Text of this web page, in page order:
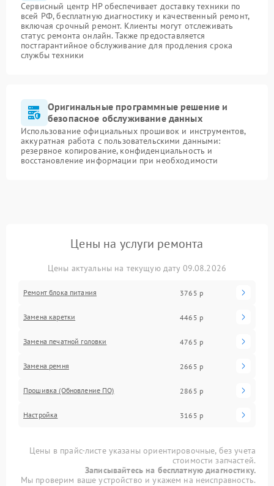
Сервисный центр HP обеспечивает доставку техники по
всей РФ, бесплатную диагностику и качественный ремонт,
включая срочный ремонт. Клиенты могут отслеживать
статус ремонта онлайн. Также предоставляется
постгарантийное обслуживание для продления срока
службы техники
Оригинальные программные решение и
безопасное обслуживание данных
Использование официальных прошивок и инструментов,
аккуратная работа с пользовательскими данными:
резервное копирование, конфиденциальность и
восстановление информации при необходимости
Цены на услуги ремонта
Цены актуальны на текущую дату 09.08.2026
Ремонт блока питания 3765 р
Замена каретки 4465 р
Замена печатной головки 4765 р
Замена ремня 2665 р
Прошивка (Обновление ПО) 2865 р
Настройка 3165 р
Цены в прайс-листе указаны ориентировочные, без учета
стоимости запчастей.
Записывайтесь на бесплатную диагностику.
Мы проверим ваше устройство и укажем на неисправность.